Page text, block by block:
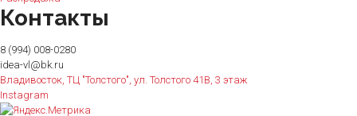
Контакты
8 (994) 008-0280
idea-vl@bk.ru
Владивосток, ТЦ "Толстого", ул. Толстого 41В, 3 этаж
Instagram